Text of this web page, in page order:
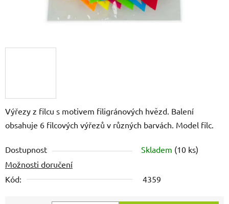
Výřezy z filcu s motivem filigránových hvězd. Balení
obsahuje 6 filcových výřezů v různých barvách. Model filc.
Dostupnost Skladem (10 ks)
Možnosti doručení
Kód:
4359